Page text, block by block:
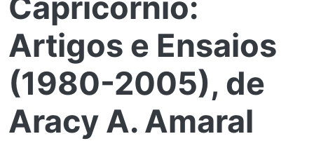
Artigos e Ensaios
(1980-2005), de
Aracy A. Amaral